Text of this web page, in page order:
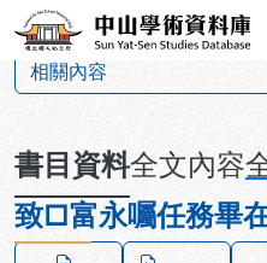
跳到主要內容
中山學術資
相關內容
書目資料全文內容
致□富永囑任務畢